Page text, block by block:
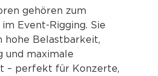
gehören zum
Event-Rigging. Sie
hohe Belastbarkeit,
und maximale
– perfekt für Konzerte,